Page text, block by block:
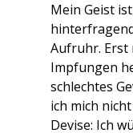
Mein Geist
Aufruhr. Erst
Impfungen
schlechtes
ich mich
Devise: Ich